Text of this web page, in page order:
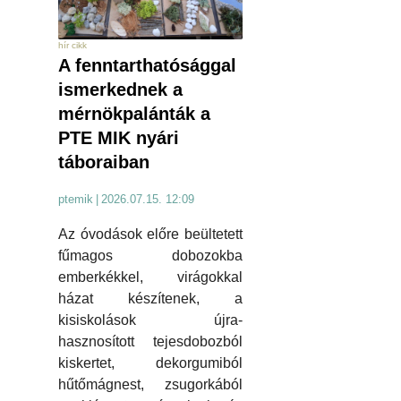
hír cikk
A fenntarthatósággal
ismerkednek a
mérnökpalánták a
PTE MIK nyári
táboraiban
ptemik 2026.07.15. 12:09
Az óvodások előre beültetett
fűmagos dobozokba
emberkékkel, virágokkal
házat készítenek, a
kisiskolások újra-
hasznosított tejesdobozból
kiskertet, dekorgumiból
hűtőmágnest, zsugorkából